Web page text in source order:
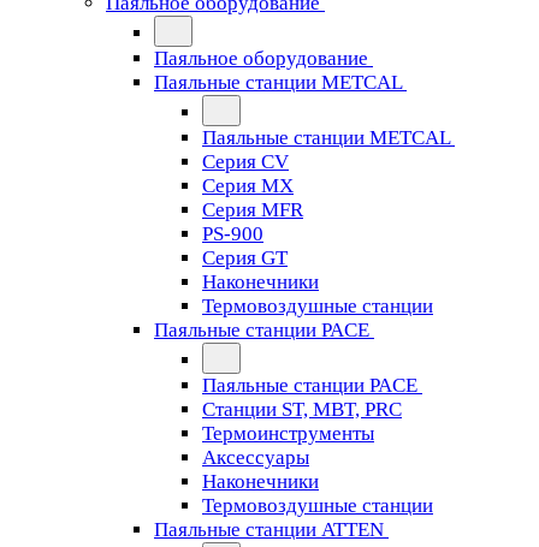
Паяльное оборудование
Паяльные станции METCAL
Паяльные станции METCAL
Серия CV
Серия MX
Серия MFR
PS-900
Серия GT
Наконечники
Термовоздушные станции
Паяльные станции PACE
Паяльные станции PACE
Станции ST, MBT, PRC
Термоинструменты
Аксессуары
Наконечники
Термовоздушные станции
Паяльные станции ATTEN